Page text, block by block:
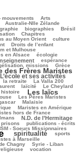
mouvements Arts
Australie-Nlle Zélande
biographies Brésil
Chapitres
au Moyen Orient culture
Droits de l’enfant
et Mulhouse
en Alsace écologie
espérance
missions Grèce
des Frères Maristes
L’école et ses activités
la retraite La Valla 200
laïcité Le Cheylard
histoire Les laïcs
Les Pères Maristes
Malaisie
Maristes en Amérique
hors de France
N.D. de l’Hermitage
prisons publications - écrits
- Soeurs Missionnaires
spiritualité sports
à Marseille
Chagny Syrie - Liban
vocation